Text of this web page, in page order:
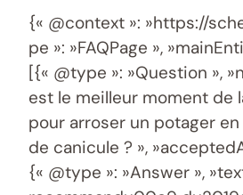
{« @context »: »https://
pe »: »FAQPage »,
[{« @type »: »Question »,
est le meilleur moment de
pour arroser un potager
de canicule ? »,
{« @type »: »Answer »,